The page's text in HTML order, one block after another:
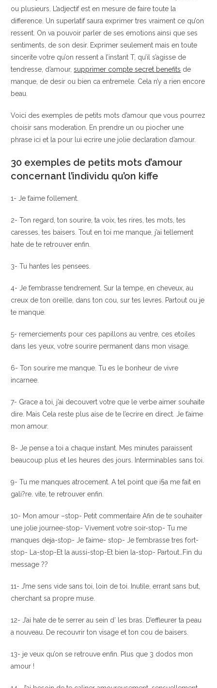
ou plusieurs. L’adjectif est en mesure de faire toute la
difference. Un superlatif saura exprimer tres vraiment ce qu’on
ressent. On va pouvoir parler de ses emotions ainsi que ses
sentiments, de son desir. Exprimer seulement mais en toute
sincerite votre qu’on ressent a l’instant T, qu’il s’agisse de
tendresse, d’amour,supprimer compte secret benefits de
manque, de desir ou bien ca entremele. Cela n’y a rien encore
beau.
Voici des exemples de petits mots d’amour que vous pourrez
choisir sans moderation. En prendre un ou piocher une
phrase ici et la pour lui ecrire une jolie declaration d’amour.
30 exemples de petits mots d’amour
concernant l’individu qu’on kiffe
1- Je t’aime follement.
2- Ton regard, ton sourire, ta voix, tes rires, tes mots, tes
caresses, tes baisers. Tout en toi me manque, j’ai tellement
hate de te retrouver enfin.
3- Tu hantes les pensees.
4- Je t’embrasse tendrement. Sur la tempe, en cheveux, au
creux de ton oreille, dans ton cou, sur tes levres. Partout ou je
te manque.
5- remerciements pour ces papillons au ventre, ces etoiles
dans les yeux, votre sourire permanent dans mon visage.
6- Ton sourire me manque. Tu es le bonheur de vivre
incarnee.
7- Grace a toi, j’ai decouvert votre que le verbe aimer souhaite
dire. Mais Cela reste plus aise de te l’ecrire en direct. Je t’aime
mon amour.
8- Je pense a toi a chaque instant. Mes minutes paraissent
beaucoup plus et les heures des jours. Interminables sans toi.
9- Tu me manques atrocement. A tel point que i§a me fait en
gali?re. vite, te retrouver enfin.
10- Mon amour –stop- Petit commentaire Afin de te souhaiter
une jolie journee-stop- Vivement votre soir-stop- Tu me
manques deja-stop- Je t’aime- stop- Je t’embrasse tres fort-
stop- La-stop-Et la aussi-stop-Et bien la-stop- Partout…Fin du
message ??
11- J’me sens vide sans toi, loin de toi. Inutile, errant sans but,
cherchant sa propre muse.
12- J’ai hate de te serrer au sein d’ les bras. D’effleurer ta peau
a nouveau. De recouvrir ton visage et ton cou de baisers.
13- je veux qu’on se retrouve enfin. Plus que 3 dodos mon
amour !